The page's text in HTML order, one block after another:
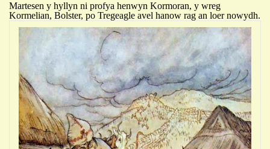
Martesen y hyllyn ni profya henwyn Kormoran, y wreg
Kormelian, Bolster, po Tregeagle avel hanow rag an loer nowydh.